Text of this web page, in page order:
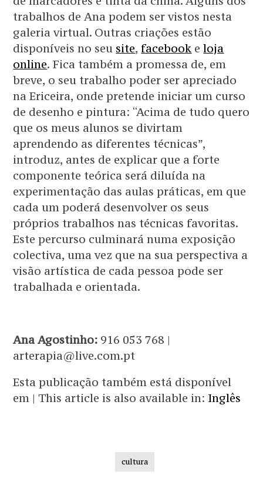
trabalhos de Ana podem ser vistos nesta
galeria virtual. Outras criações estão
disponíveis no seu site, facebook eloja
online. Fica também a promessa de, em
breve, o seu trabalho poder ser apreciado
na Ericeira, onde pretende iniciar um curso
de desenho e pintura: “Acima de tudo quero
que os meus alunos se divirtam
aprendendo as diferentes técnicas”,
introduz, antes de explicar que a forte
componente teórica será diluída na
experimentação das aulas práticas, em que
cada um poderá desenvolver os seus
próprios trabalhos nas técnicas favoritas.
Este percurso culminará numa exposição
colectiva, uma vez que na sua perspectiva a
visão artística de cada pessoa pode ser
trabalhada e orientada.
Ana Agostinho: 916 053 768 |
arterapia@live.com.pt
Esta publicação também está disponível
em | This article is also available in: Inglês
cultura